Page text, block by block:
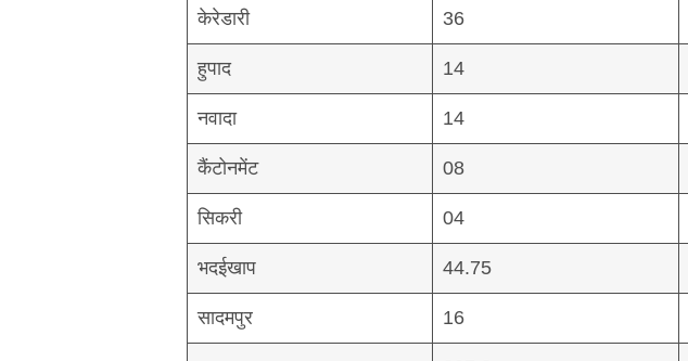
केरेडारी 36
हुपाद 14
नवादा 14
कैंटोनमेंट 08
सिकरी 04
भदईखाप 44.75
सादमपुर 16